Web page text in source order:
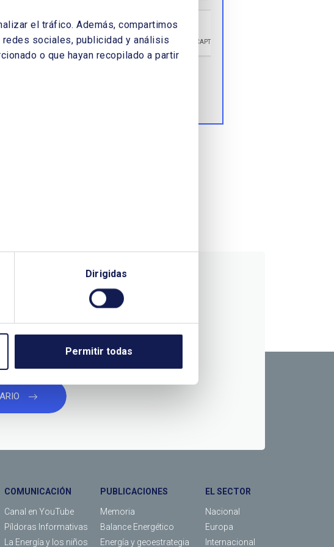
el tráfico. Además, compartimos
sociales, publicidad y análisis
o que hayan recopilado a partir
Dirigidas
Permitir todas
INFORMACIÓN
COMUNICACIÓN
Canal en YouTube
Píldoras Informativas
La Energía y los niños
PUBLICACIONES
Memoria
Balance Energético
Energía y geoestrategia
EL SECTOR
Nacional
Europa
Internacional